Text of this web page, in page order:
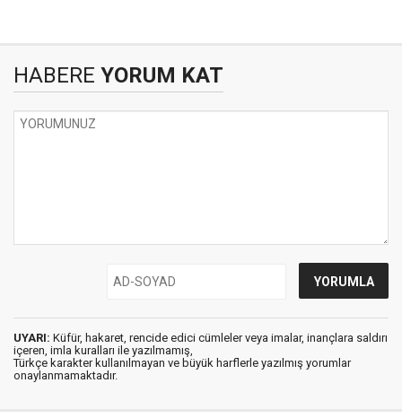
HABERE YORUM KAT
UYARI: Küfür, hakaret, rencide edici cümleler veya imalar, inançlara saldırı
içeren, imla kuralları ile yazılmamış,
Türkçe karakter kullanılmayan ve büyük harflerle yazılmış yorumlar
onaylanmamaktadır.